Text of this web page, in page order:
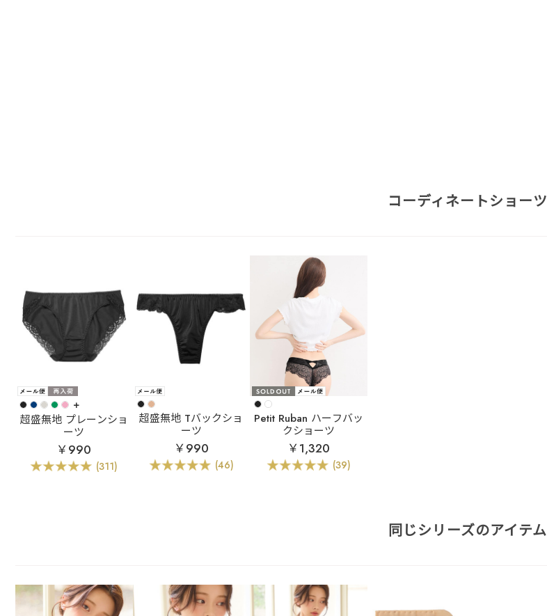
コーディネートショーツ
+
超盛無地 プレーンショ
ーツ
￥990
(311)
超盛無地 Tバックショ
ーツ
￥990
(46)
Petit Ruban ハーフバッ
クショーツ
￥1,320
(39)
同じシリーズのアイテム